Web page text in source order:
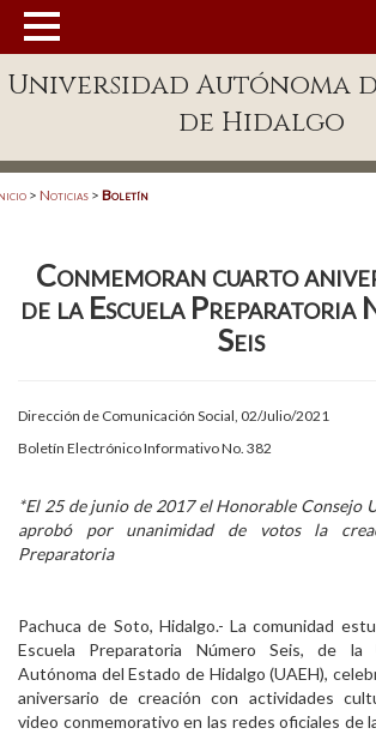
Enlaces
Patronato
Acreditación Internacional
Aspirantes
Personal
Visitantes
Universidad Autónoma
de Hidalgo
> Noticias > Boletín
Conmemoran cuarto
de la Escuela Preparatoria
Seis
Dirección de Comunicación Social, 02/Julio/2021
Boletín Electrónico Informativo No. 382
*El 25 de junio de 2017 el Honorable Consejo
aprobó por unanimidad de votos la
Preparatoria
Pachuca de Soto, Hidalgo.- La comunidad
Escuela Preparatoria Número Seis, de la
Autónoma del Estado de Hidalgo (UAEH),
aniversario de creación con actividades
video conmemorativo en las redes oficiales de